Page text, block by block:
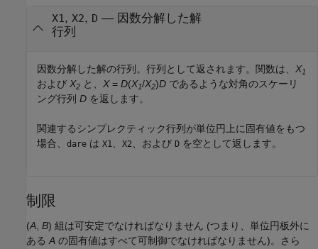
X1 , X2, D — 因数分解した解
行列
因数分解した解の行列。行列として返されます。関数は、 X1
および X2 と、 X= D(X1/X2)D であるような対角のスケーリ
ング行列 D を返します。
関連するシンプレクティック行列が単位円上に固有値をもつ
場合、 dare は X1 X2 、および D を空として返します。
制限
(A B) 組は可安定でなければなりません (つまり、単位円板外に
ある A の固有値はすべて可制御でなければなりません)。さら